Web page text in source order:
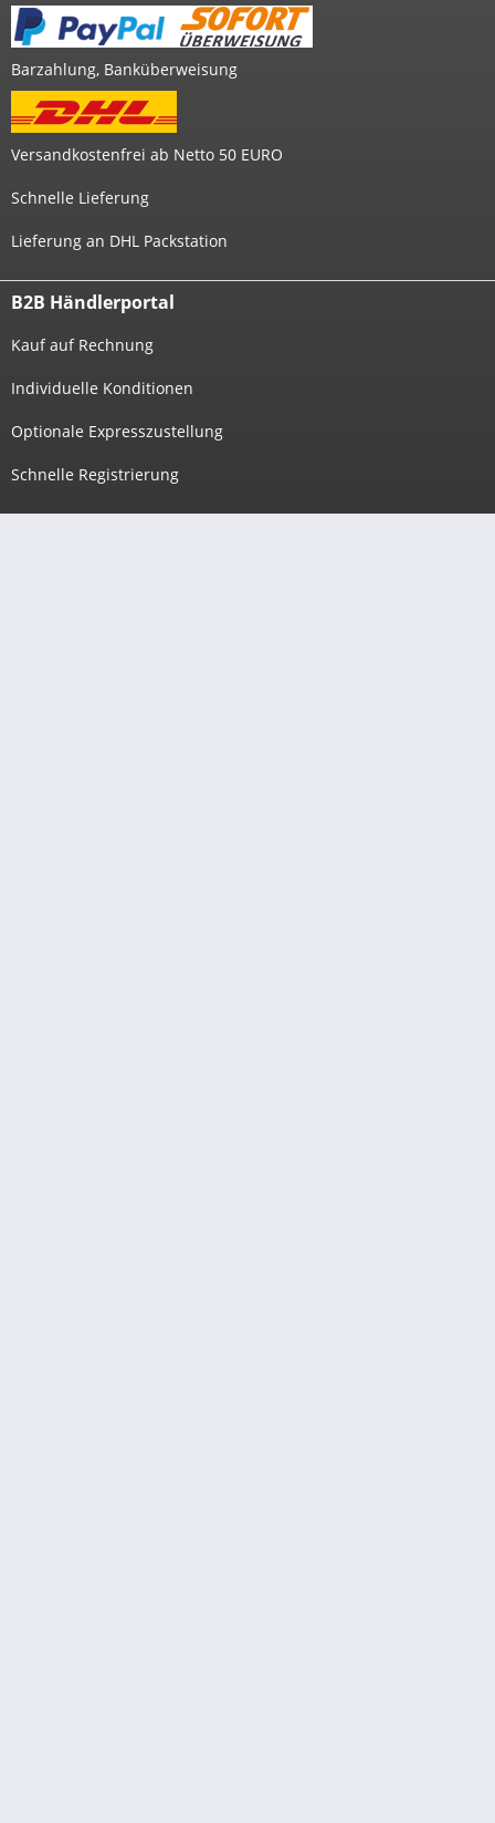
Barzahlung, Banküberweisung
Versandkostenfrei ab Netto 50 EURO
Schnelle Lieferung
Lieferung an DHL Packstation
B2B Händlerportal
Kauf auf Rechnung
Individuelle Konditionen
Optionale Expresszustellung
Schnelle Registrierung